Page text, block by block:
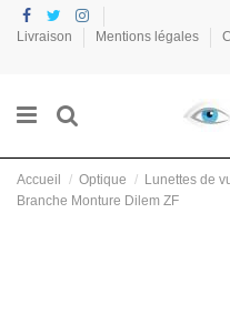
Livraison Mentions légales
Accueil Optique Lunettes de
Branche Monture Dilem ZF